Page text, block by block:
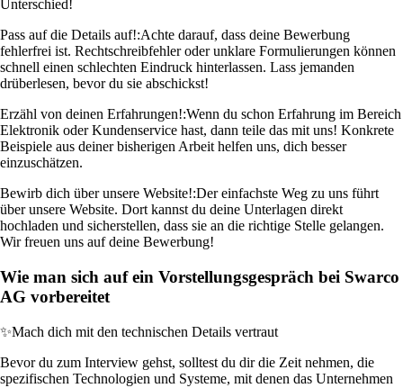
Unterschied!
Pass auf die Details auf!:Achte darauf, dass deine Bewerbung
fehlerfrei ist. Rechtschreibfehler oder unklare Formulierungen können
schnell einen schlechten Eindruck hinterlassen. Lass jemanden
drüberlesen, bevor du sie abschickst!
Erzähl von deinen Erfahrungen!:Wenn du schon Erfahrung im Bereich
Elektronik oder Kundenservice hast, dann teile das mit uns! Konkrete
Beispiele aus deiner bisherigen Arbeit helfen uns, dich besser
einzuschätzen.
Bewirb dich über unsere Website!:Der einfachste Weg zu uns führt
über unsere Website. Dort kannst du deine Unterlagen direkt
hochladen und sicherstellen, dass sie an die richtige Stelle gelangen.
Wir freuen uns auf deine Bewerbung!
Wie man sich auf ein Vorstellungsgespräch bei Swarco
AG vorbereitet
✨Mach dich mit den technischen Details vertraut
Bevor du zum Interview gehst, solltest du dir die Zeit nehmen, die
spezifischen Technologien und Systeme, mit denen das Unternehmen